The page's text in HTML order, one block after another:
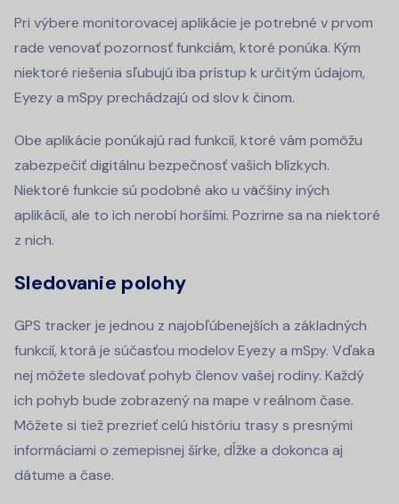
Pri výbere monitorovacej aplikácie je potrebné v prvom
rade venovať pozornosť funkciám, ktoré ponúka. Kým
niektoré riešenia sľubujú iba prístup k určitým údajom,
Eyezy a mSpy prechádzajú od slov k činom.
Obe aplikácie ponúkajú rad funkcií, ktoré vám pomôžu
zabezpečiť digitálnu bezpečnosť vašich blízkych.
Niektoré funkcie sú podobné ako u väčšiny iných
aplikácií, ale to ich nerobí horšími. Pozrime sa na niektoré
z nich.
Sledovanie polohy
GPS tracker je jednou z najobľúbenejších a základných
funkcií, ktorá je súčasťou modelov Eyezy a mSpy. Vďaka
nej môžete sledovať pohyb členov vašej rodiny. Každý
ich pohyb bude zobrazený na mape v reálnom čase.
Môžete si tiež prezrieť celú históriu trasy s presnými
informáciami o zemepisnej šírke, dĺžke a dokonca aj
dátume a čase.